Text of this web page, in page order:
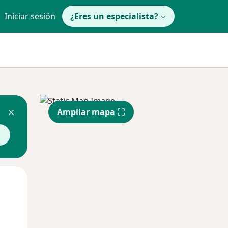
Iniciar sesión ¿Eres un especialista?
Ampliar mapa